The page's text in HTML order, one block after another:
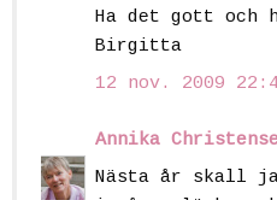
Ha det gott och
Birgitta
12 nov. 2009
Annika
Nästa år skall